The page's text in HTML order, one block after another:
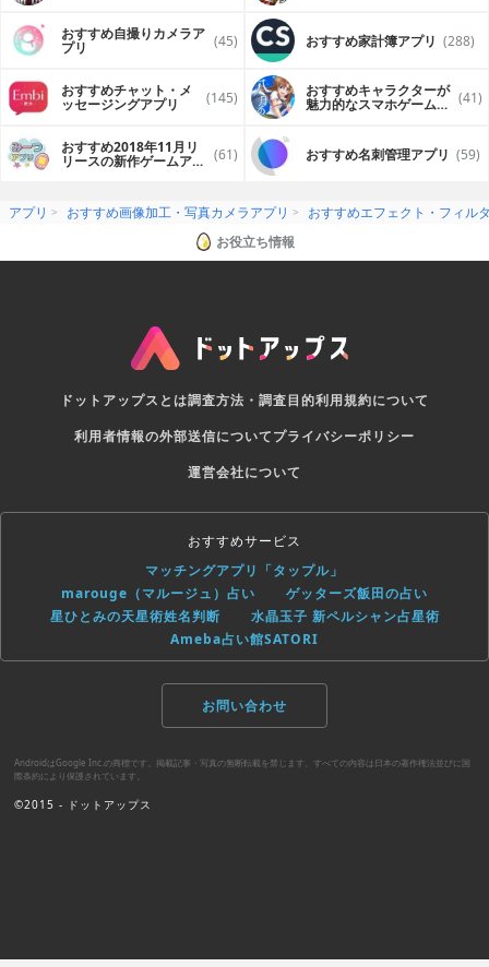
おすすめ自撮りカメラア
プリ (45) おすすめ家計簿アプリ (288)
おすすめチャット・メ
ッセージングアプリ (145) おすすめキャラクターが
魅力的なスマホゲームア (41)
おすすめ2018年11月リ
リースの新作ゲームアプ (61) おすすめ名刺管理アプリ (59)
アプリ おすすめ画像加工・写真カメラアプリ
おすすめエフェクト・フィル
お役立ち情報
ドットアップスとは調査方法・調査目的利用規約について
利用者情報の外部送信についてプライバシーポリシー
運営会社について
おすすめサービス
マッチングアプリ「タップル」
marouge（マルージュ）占い
ゲッターズ飯田の占い
星ひとみの天星術姓名判断
水晶玉子 新ペルシャン占星術
Ameba占い館SATORI
お問い合わせ
AndroidはGoogle Inc.の商標です。掲載記事・写真の無断転載を禁じます。すべての内容は日本の著作権法並びに国
際条約により保護されています。
©2015 - ドットアップス